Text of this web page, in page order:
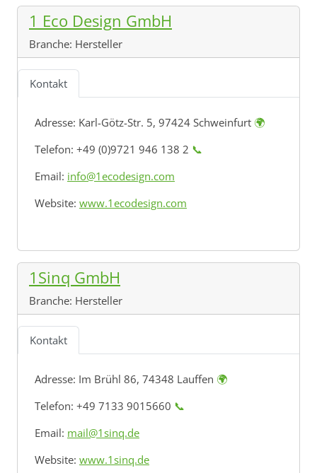
1 Eco Design GmbH
Branche: Hersteller
Kontakt
Adresse: Karl-Götz-Str. 5, 97424 Schweinfurt 🌍
Telefon: +49 (0)9721 946 138 2 📞
Email: info@1ecodesign.com
Website: www.1ecodesign.com
1Sinq GmbH
Branche: Hersteller
Kontakt
Adresse: Im Brühl 86, 74348 Lauffen 🌍
Telefon: +49 7133 9015660 📞
Email: mail@1sinq.de
Website: www.1sinq.de